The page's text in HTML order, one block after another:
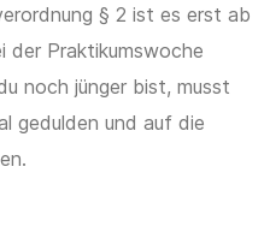
§ 2 ist es erst ab
der Praktikumswoche
noch jünger bist, musst
gedulden und auf die